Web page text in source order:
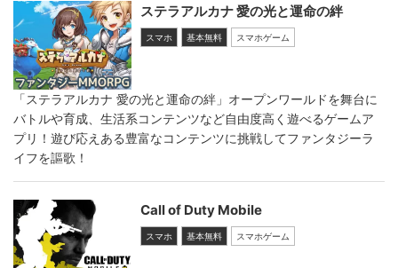
ステラアルカナ 愛の光と運命の絆
スマホ 基本無料 スマホゲーム
「ステラアルカナ 愛の光と運命の絆」オープンワールドを舞台に
バトルや育成、生活系コンテンツなど自由度高く遊べるゲームア
プリ！遊び応えある豊富なコンテンツに挑戦してファンタジーラ
イフを謳歌！
Call of Duty Mobile
スマホ 基本無料 スマホゲーム